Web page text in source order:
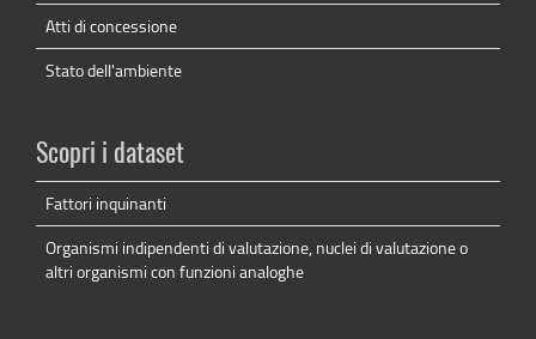
Atti di concessione
Stato dell'ambiente
Scopri i dataset
Fattori inquinanti
Organismi indipendenti di valutazione, nuclei di valutazione o
altri organismi con funzioni analoghe